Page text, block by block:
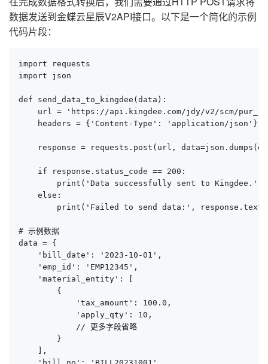
数据发送到金蝶云星辰V2API接口。以下是一个简化的示例
代码片段：
import requests
import json
def send_data_to_kingdee(data):
url = 'https://api.kingdee.com/jdy/v2/scm/
    headers = {'Content-Type': 'application/json'}
response = requests.post(url,
    if response.status_code == 200:
        print('Data successfully sent to Kingdee.')
    else:
        print('Failed to send data:', response.text)
# 示例数据
data = {
    'bill_date': '2023-10-01',
    'emp_id': 'EMP12345',
    'material_entity': [
        {
            'tax_amount': 100.0,
            'apply_qty': 10,
            // 更多字段省略
        }
    ],